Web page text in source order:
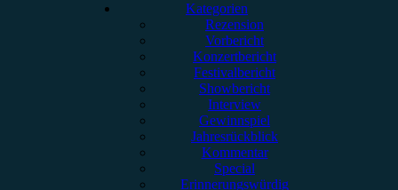
Kategorien
Rezension
Vorbericht
Konzertbericht
Festivalbericht
Showbericht
Interview
Gewinnspiel
Jahresrückblick
Kommentar
Special
Erinnerungswürdig